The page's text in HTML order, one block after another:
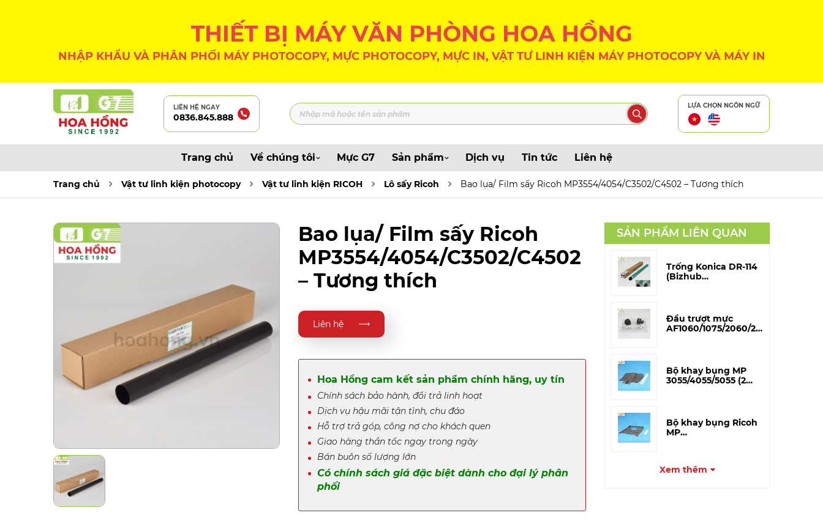
THIẾT BỊ MÁY VĂN PHÒNG HOA HỒNG
NHẬP KHẨU VÀ PHÂN PHỐI MÁY PHOTOCOPY, MỰC PHOTOCOPY, MỰC IN, VẬT TƯ LINH KIỆN MÁY PHOTOCOPY VÀ MÁY IN
LIÊN HỆ NGAY
0836.845.888
LỰA CHỌN NGÔN NGỮ
Trang chủ Về chúng tôi Mực G7 Sản phẩm Dịch vụ Tin tức Liên hệ
Trang chủ Vật tư linh kiện photocopy Vật tư linh kiện RICOH Lô sấy Ricoh Bao lụa/ Film sấy Ricoh MP3554/4054/C3502/C4502 – Tương thích
Bao lụa/ Film sấy Ricoh
MP3554/4054/C3502/C4502
– Tương thích
Liên hệ
Hoa Hồng cam kết sản phẩm chính hãng, uy tín
Chính sách bảo hành, đổi trả linh hoạt
Dịch vụ hậu mãi tận tình, chu đáo
Hỗ trợ trả góp, công nợ cho khách quen
Giao hàng thần tốc ngay trong ngày
Bán buôn số lượng lớn
Có chính sách giá đặc biệt dành cho đại lý phân
phối
SẢN PHẨM LIÊN QUAN
Trống Konica DR-114
(Bizhub
Đầu trượt mực
AF1060/1075/2060/2075
Bộ khay bụng MP
3055/4055/5055 (2
Bộ khay bụng Ricoh
MP
Xem thêm